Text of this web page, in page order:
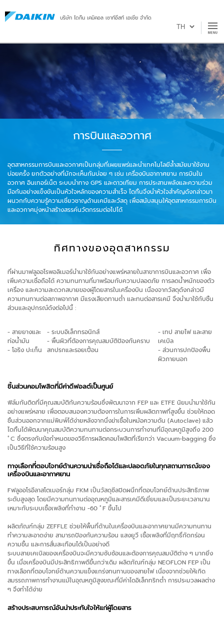
บริษัท ไดกิ้น เคมิคอล เซาท์อีสท์ เอเชีย จำกัด
การบินและอวกาศ
อุตสาหกรรมการบินและอวกาศเป็นกลุ่มที่เผยแพร่และนำเทคโนโลยีล้ำสมัยมาใช้งาน
บ่อยครั้ง ยกตัวอย่างที่มักจะเห็นกันบ่อย ๆ เช่น เครื่องบินอากาศยาน การบินใน
อวกาศ อินเทอร์เน็ต ระบบนำทาง GPS และดาวเทียม การประสานพลังและความร่วม
มือกันอย่างแข็งขันเป็นหัวใจหลักของความสำเร็จ ไดกิ้นจึงนำหัวใจสำคัญดังกล่าวมา
ผนวกกับความรู้ความเชี่ยวชาญด้านเคมีและวัสดุ เพื่อสนับสนุนให้อุตสาหกรรมการบิน
และอวกาศมุ่งหน้าสร้างสรรค์นวัตกรรมต่อไปได้
ทิศทางของอุตสาหกรรม
ที่ผ่านมาฟลูออโรพอลิเมอร์นำมาใช้กันอย่างแพร่หลายในสาขาการบินและอวกาศ เพื่อ
เพิ่มความเชื่อถือได้ ความทนทานที่มาพร้อมกับความปลอดภัย การลดน้ำหนักของตัว
เครื่อง และความสะดวกสบายของผู้โดยสารในเครื่องบิน เนื่องจากวัสดุดังกล่าวมี
ความทนทานต่อสภาพอากาศ มีแรงเสียดทานต่ำ และทนต่อสารเคมี จึงนำมาใช้กับชิ้น
ส่วนและอุปกรณ์ดังต่อไปนี้ :
- สายยางและ
ท่อน้ำมัน
- โอริง ปะเก็น
- ระบบอิเล็กทรอนิกส์
- พื้นผิวที่ต้องการคุณสมบัติป้องกันคราบ
สกปรกและรอยเปื้อน
- เทป สายไฟ และสาย
เคเบิล
- ส่วนการปกป้องพื้น
ผิวภายนอก
ชิ้นส่วนคอมโพสิตที่มีค่าดีฟอลต์เป็นศูนย์
ฟิล์มกันติดที่มีคุณสมบัติกันความร้อนซึ่งพัฒนาจาก FEP และ ETFE นิยมนำมาใช้กัน
อย่างแพร่หลาย เพื่อตอบสนองความต้องการในการเพิ่มผลิตภาพที่สูงขึ้น ช่วยให้ถอด
ชิ้นส่วนออกจากแม่พิมพ์ได้ง่ายหลังจากนึ่งฆ่าเชื้อในหม้อความดัน (Autoclave) แล้ว
ไดกิ้นได้พัฒนาคุณสมบัติความทนทานต่อกระบวนการทำงานที่มีอุณหภูมิสูงถึง 200
ﾟC ซึ่งตรงกับข้อกำหนดของวิธีการผลิตคอมโพสิตที่เรียกว่า Vacuum-bagging ซึ่ง
เป็นวิธีที่ใช้ความร้อนสูง
ทางเลือกที่ตอบโจทย์ด้านความน่าเชื่อถือได้และปลอดภัยในทุกสถานการณ์ของ
เครื่องบินและอากาศยาน
Fฟลูออโรอีลาสโตเมอร์กลุ่ม FKM เป็นวัสดุซีลปิดผนึกที่ตอบโจทย์ด้านประสิทธิภาพ
ระดับสูงสุด โดยมีความทนทานต่ออุณหภูมิและสารเคมีดีเยี่ยมและเป็นระยะเวลานาน
เหมาะกับระบบเชื้อเพลิงที่ทำงาน -60 ﾟF ขึ้นไป
ผลิตภัณฑ์กลุ่ม ZEFFLE ช่วยให้พื้นที่ด้านในเครื่องบินและอากาศยานมีความทนทาน
ทำความสะอาดง่าย สามารถป้องกันความร้อน แสงยูวี เชื้อเพลิงที่มีฤทธิ์กัดกร่อน
ความชื้น และการสั่นสะเทือนได้เป็นอย่างดี
ระบบสายเคเบิลของเครื่องบินจะมีความซับซ้อนและต้องการคุณสมบัติต่าง ๆ มากยิ่ง
ขึ้น เมื่อเครื่องบินมีประสิทธิภาพดีขึ้นกว่าเดิม ผลิตภัณฑ์กลุ่ม NEOFLON FEP เป็น
ทางเลือกที่ตอบโจทย์ด้านความแข็งแกร่งทนทานของสายไฟ เนื่องจากช่วยให้เกิด
สมรรถภาพการทำงานแม้ในอุณหภูมิสูงขณะที่มีค่าไดอิเล็กทริกต่ำ การประมวลผลต่าง
ๆ จึงทำได้ง่าย
สร้างประสบการณ์อันน่าประทับใจให้แก่ผู้โดยสาร